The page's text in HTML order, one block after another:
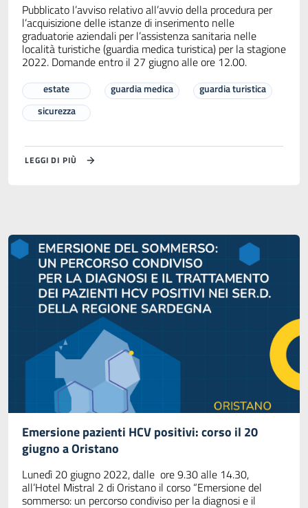
Pubblicato l’avviso relativo all’avvio della procedura per
l’acquisizione delle istanze di inserimento nelle
graduatorie aziendali per l’assistenza sanitaria nelle
località turistiche (guardia medica turistica) per la stagione
2022. Domande entro il 27 giugno alle ore 12.00.
estate guardia medica
guardia turistica
sicurezza
LEGGI DI PIÙ
Emersione pazienti HCV positivi: corso il 20
giugno a Oristano
Lunedì 20 giugno 2022, dalle ore 9.30 alle 14.30,
all’Hotel Mistral 2 di Oristano il corso “Emersione del
sommerso: un percorso condiviso per la diagnosi e il